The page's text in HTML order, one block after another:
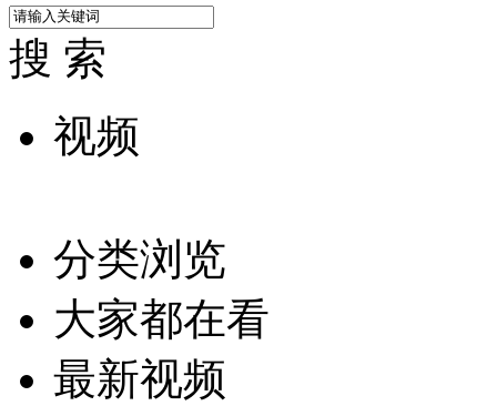
搜 索
视频
分类浏览
大家都在看
最新视频